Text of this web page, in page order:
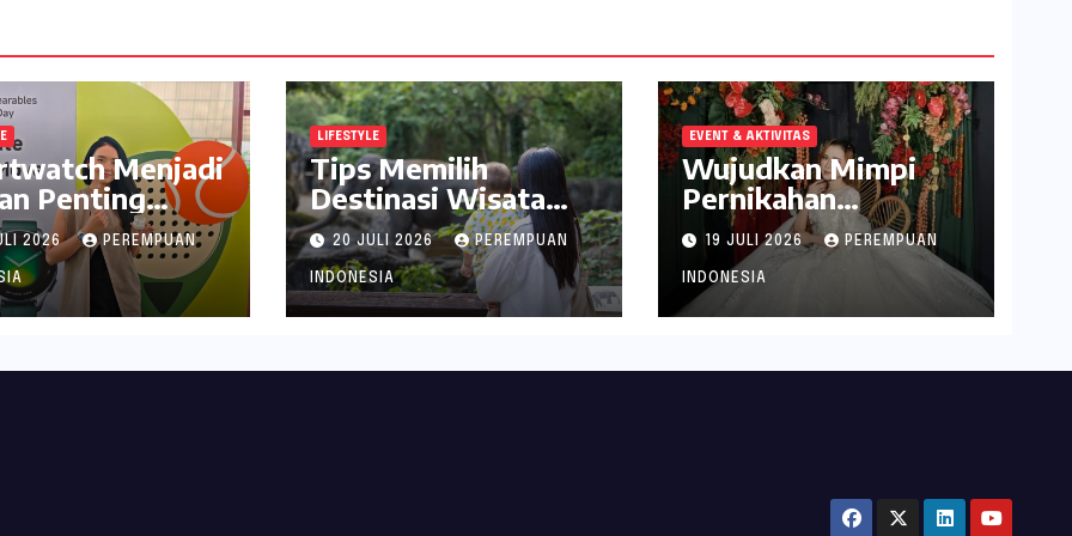
Menjadi
Penting
Kesehatan
2026 PEREMPUAN
LIFESTYLE
Tips Memilih
Destinasi Wisata
Seru di Jabodetabek
ala inDrive
20 JULI 2026 PEREMPUAN
INDONESIA
EVENT & AKTIVITAS
Wujudkan Mimpi
Pernikahan
Spektakuler di
Narita Hotel
Surabaya
19 JULI 2026 PEREMPUAN
INDONESIA